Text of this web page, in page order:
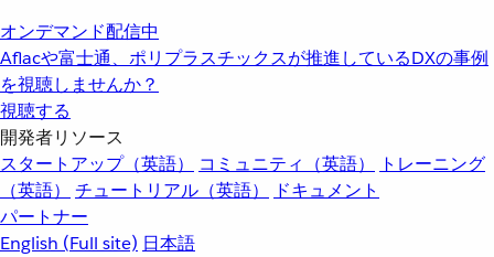
オンデマンド配信中
Aflacや富士通、ポリプラスチックスが推進しているDXの事例
を視聴しませんか？
視聴する
開発者リソース
スタートアップ（英語）
コミュニティ（英語）
トレーニング
（英語）
チュートリアル（英語）
ドキュメント
パートナー
English (Full site) 日本語